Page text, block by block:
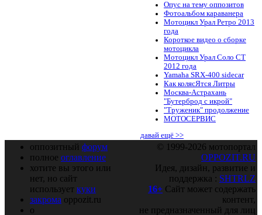
Опус на тему оппозитов
Фотоальбом караванера
Мотоцикл Урал Ретро 2013
года
Короткое видео о сборке
мотоцикла
Мотоцикл Урал Соло СТ
2012 года
Yamaha SRX-400 sidecar
Как колясЯтся Литры
Москва-Астрахань
"Бутерброд с икрой"
"Труженик" продолжение
МОТОСЕРВИС
давай ещё >>
оппозитный форум
полное оглавление
хотите вы этого или
нет, но сайт
использует куки
закрома oppozit.ru
о
© 1999-2026 мотопортал
OPPOZIT.RU
Идея, дизайн, развитие и
поддержка : SHTRLZ
16+ Сайт может содержать
контент,
не предназначенный для лиц